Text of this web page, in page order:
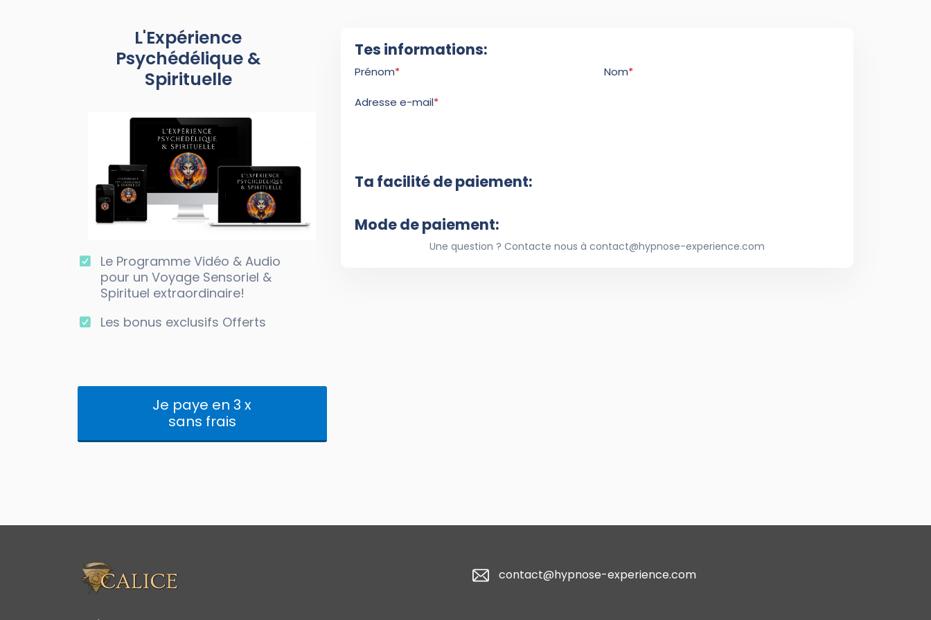
L'Expérience
Psychédélique &
Spirituelle
Le Programme Vidéo & Audio
pour un Voyage Sensoriel &
Spirituel extraordinaire!
Les bonus exclusifs Offerts
Je paye en 3 x
sans frais
Tes informations:
Prénom* Nom*
Adresse e-mail*
Ta facilité de paiement:
Mode de paiement:
Une question ? Contacte nous à contact@hypnose-experience.com
contact@hypnose-experience.com